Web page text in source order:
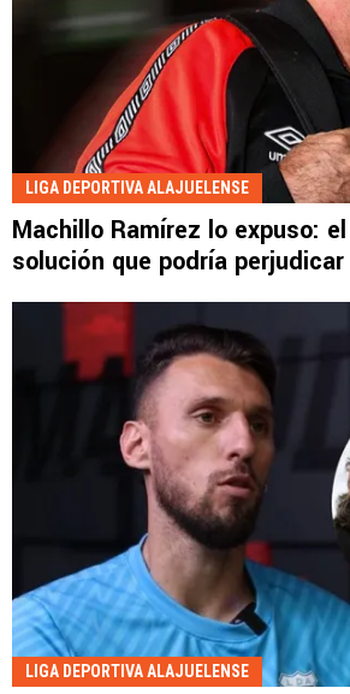
LIGA DEPORTIVA ALAJUELENSE
Machillo Ramírez lo expuso:
solución que podría
LIGA DEPORTIVA ALAJUELENSE